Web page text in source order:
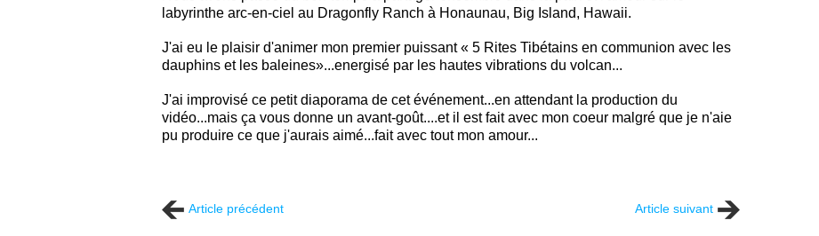
labyrinthe arc-en-ciel au Dragonfly Ranch à Honaunau, Big Island, Hawaii.
J'ai eu le plaisir d'animer mon premier puissant « 5 Rites Tibétains en communion avec les
dauphins et les baleines»...energisé par les hautes vibrations du volcan...
J'ai improvisé ce petit diaporama de cet événement...en attendant la production du
vidéo...mais ça vous donne un avant-goût....et il est fait avec mon coeur malgré que je n'aie
pu produire ce que j'aurais aimé...fait avec tout mon amour...
Article précédent Article suivant